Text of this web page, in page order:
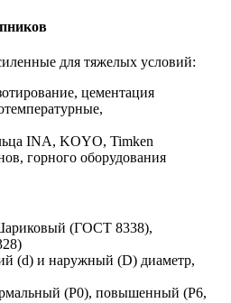
для тяжелых условий:
цементация
INA, KOYO, Timken
горного оборудования
(ГОСТ 8338),
(d) и наружный (D) диаметр,
(P0), повышенный (P6,